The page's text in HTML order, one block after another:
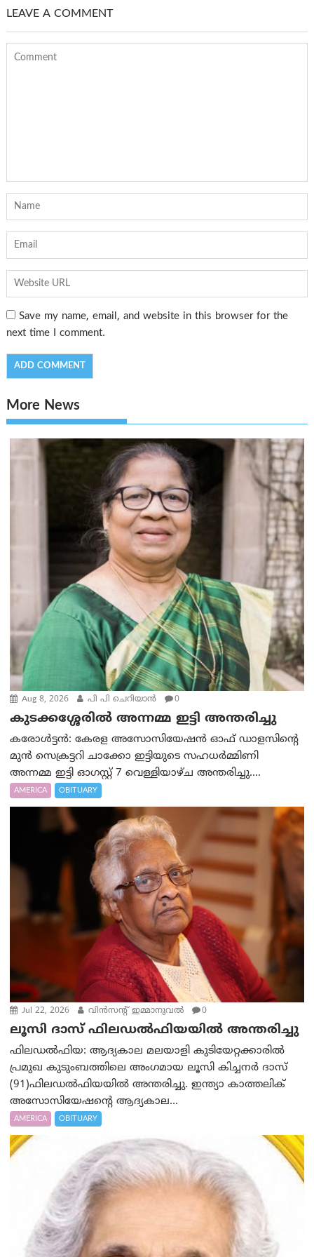
LEAVE A COMMENT
Save my name, email, and website in this browser for the
next time I comment.
More News
Aug 8, 2026 പി പി ചെറിയാൻ 0
കുടക്കശ്ശേരിൽ അന്നമ്മ ഇട്ടി അന്തരിച്ചു
കരോൾട്ടൻ: കേരള അസോസിയേഷൻ ഓഫ് ഡാളസിന്റെ
മുൻ സെക്രട്ടറി ചാക്കോ ഇട്ടിയുടെ സഹധര്‍മ്മിണി
അന്നമ്മ ഇട്ടി ഓഗസ്റ്റ് 7 വെള്ളിയാഴ്ച അന്തരിച്ചു....
AMERICA OBITUARY
Jul 22, 2026 വിന്‍സന്റ് ഇമ്മാനുവല്‍ 0
ലൂസി ദാസ് ഫിലഡൽഫിയയിൽ അന്തരിച്ചു
ഫിലഡൽഫിയ: ആദ്യകാല മലയാളി കുടിയേറ്റക്കാരില്‍
പ്രമുഖ കുടുംബത്തിലെ അംഗമായ ലൂസി കിച്ചനർ ദാസ്
(91)ഫിലഡൽഫിയയിൽ അന്തരിച്ചു. ഇന്ത്യാ കാത്തലിക്
അസോസിയേഷൻ്റെ ആദ്യകാല...
AMERICA OBITUARY